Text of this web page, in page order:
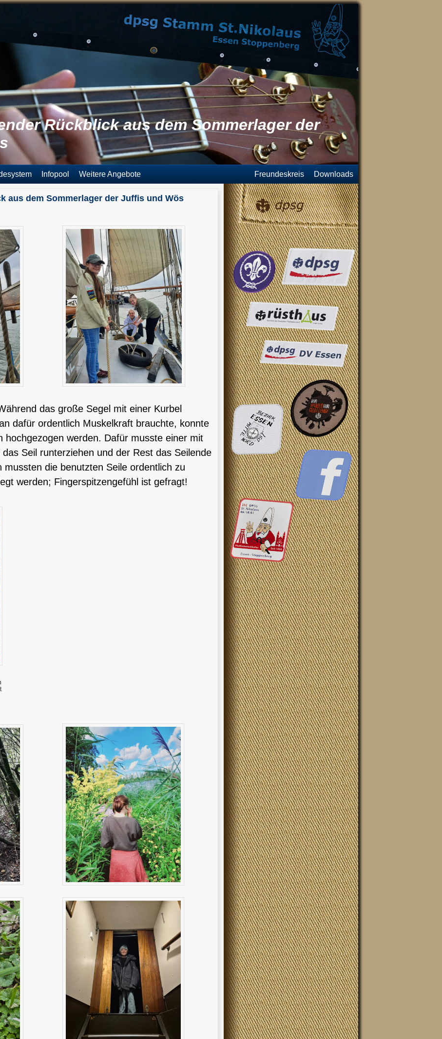
Rückblick aus dem Sommerlager der
Infopool Weitere Angebote Downloads
Freundeskreis
aus dem Sommerlager der Juffis und Wös
das große Segel mit einer Kurbel
dafür ordentlich Muskelkraft brauchte, konnte
hochgezogen werden. Dafür musste einer mit
Seil runterziehen und der Rest das Seilende
mussten die benutzten Seile ordentlich zu
werden; Fingerspitzengefühl ist gefragt!